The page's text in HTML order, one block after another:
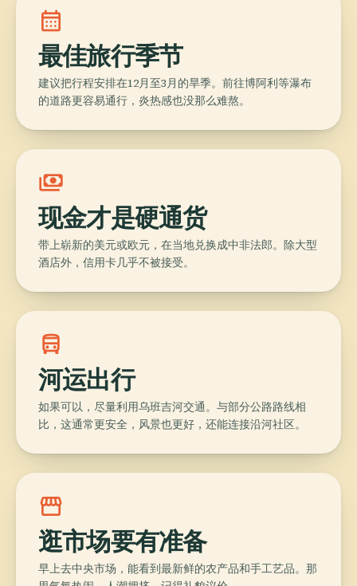
calendar_month
最佳旅行季节
建议把行程安排在12月至3月的旱季。前往博阿利等瀑布
的道路更容易通行，炎热感也没那么难熬。
payments
现金才是硬通货
带上崭新的美元或欧元，在当地兑换成中非法郎。除大型
酒店外，信用卡几乎不被接受。
directions_bus
河运出行
如果可以，尽量利用乌班吉河交通。与部分公路路线相
比，这通常更安全，风景也更好，还能连接沿河社区。
storefront
逛市场要有准备
早上去中央市场，能看到最新鲜的农产品和手工艺品。那